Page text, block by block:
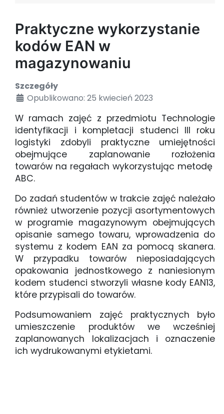
Praktyczne wykorzystanie
kodów EAN w
magazynowaniu
Szczegóły
Opublikowano: 25 kwiecień 2023
W ramach zajęć z przedmiotu Technologie
identyfikacji i kompletacji studenci III roku
logistyki zdobyli praktyczne umiejętności
obejmujące zaplanowanie rozłożenia
towarów na regałach wykorzystując metodę
ABC.
Do zadań studentów w trakcie zajęć należało
również utworzenie pozycji asortymentowych
w programie magazynowym obejmujących
opisanie samego towaru, wprowadzenia do
systemu z kodem EAN za pomocą skanera.
W przypadku towarów nieposiadających
opakowania jednostkowego z naniesionym
kodem studenci stworzyli własne kody EAN13,
które przypisali do towarów.
Podsumowaniem zajęć praktycznych było
umieszczenie produktów we wcześniej
zaplanowanych lokalizacjach i oznaczenie
ich wydrukowanymi etykietami.